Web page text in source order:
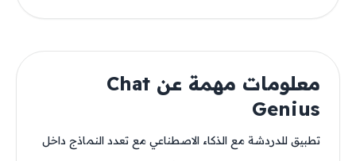
معلومات مهمة عن Chat
Genius
تطبيق للدردشة مع الذكاء الاصطناعي مع تعدد النماذج داخل